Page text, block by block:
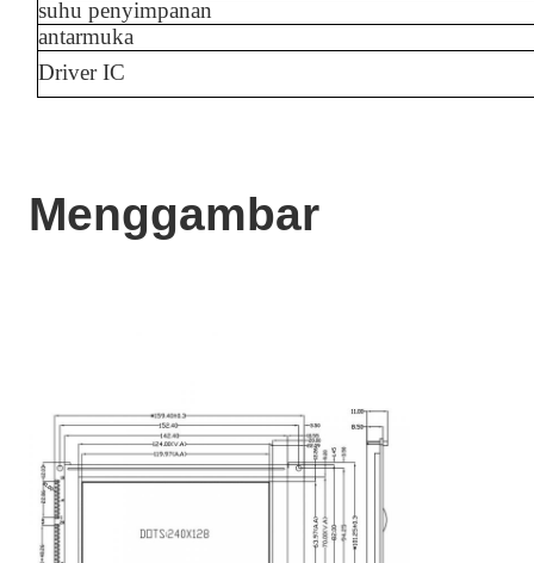
suhu penyimpanan
antarmuka
Driver IC
Menggambar